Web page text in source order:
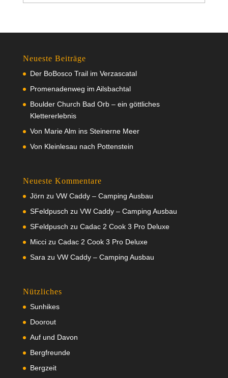
Neueste Beiträge
Der BoBosco Trail im Verzascatal
Promenadenweg im Ailsbachtal
Boulder Church Bad Orb – ein göttliches
Klettererlebnis
Von Marie Alm ins Steinerne Meer
Von Kleinlesau nach Pottenstein
Neueste Kommentare
Jörn zu VW Caddy – Camping Ausbau
SFeldpusch zu VW Caddy – Camping Ausbau
SFeldpusch zu Cadac 2 Cook 3 Pro Deluxe
Miccizu Cadac 2 Cook 3 Pro Deluxe
Sarazu VW Caddy – Camping Ausbau
Nützliches
Sunhikes
Doorout
Auf und Davon
Bergfreunde
Bergzeit